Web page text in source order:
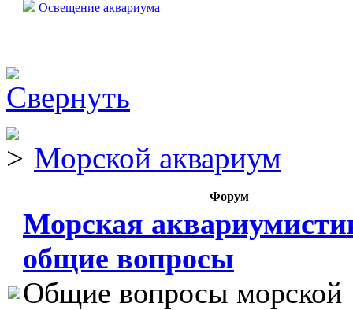
Освещение аквариума
Морской аквариум
Форум
Морская
общие вопросы
Общие вопросы морской